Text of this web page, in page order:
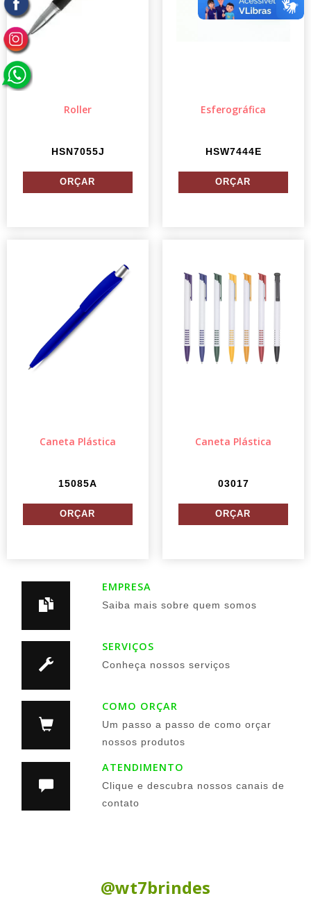
Roller
HSN7055J
Esferográfica
HSW7444E
Caneta Plástica
15085A
Caneta Plástica
03017
EMPRESA
Saiba mais sobre quem somos
SERVIÇOS
Conheça nossos serviços
COMO ORÇAR
Um passo a passo de como orçar
nossos produtos
ATENDIMENTO
Clique e descubra nossos canais de
contato
@wt7brindes